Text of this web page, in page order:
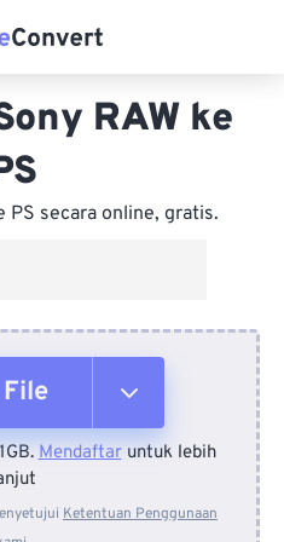
RAW ke
PS secara online, gratis.
Mendaftaruntuk lebih
Ketentuan Penggunaan